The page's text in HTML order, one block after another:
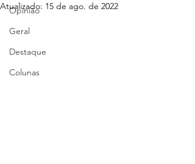
Opinião
Geral
Destaque
Colunas
Atualizado: 15 de ago. de 2022